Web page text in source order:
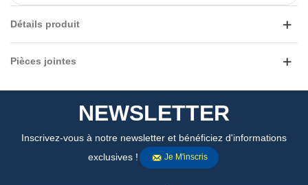
Détails produit
Pièces jointes
NEWSLETTER
Inscrivez-vous à notre newsletter et bénéficiez d'informations
exclusives !
Je M'inscris